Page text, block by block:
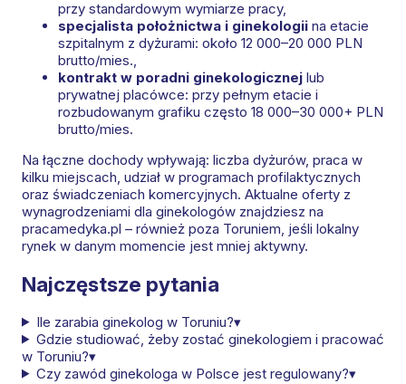
przy standardowym wymiarze pracy,
specjalista położnictwa i ginekologii na etacie
szpitalnym z dyżurami: około 12 000–20 000 PLN
brutto/mies.,
kontrakt w poradni ginekologicznej lub
prywatnej placówce: przy pełnym etacie i
rozbudowanym grafiku często 18 000–30 000+ PLN
brutto/mies.
Na łączne dochody wpływają: liczba dyżurów, praca w
kilku miejscach, udział w programach profilaktycznych
oraz świadczeniach komercyjnych. Aktualne oferty z
wynagrodzeniami dla ginekologów znajdziesz na
pracamedyka.pl – również poza Toruniem, jeśli lokalny
rynek w danym momencie jest mniej aktywny.
Najczęstsze pytania
Ile zarabia ginekolog w Toruniu?▾
Gdzie studiować, żeby zostać ginekologiem i pracować
w Toruniu?▾
Czy zawód ginekologa w Polsce jest regulowany?▾